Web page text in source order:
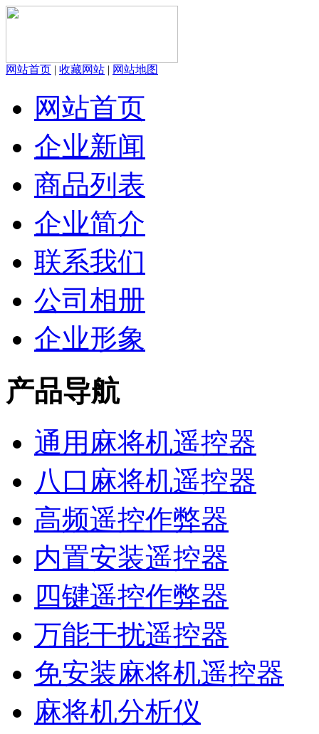
网站首页 | 收藏网站 | 网站地图
网站首页
企业新闻
商品列表
企业简介
联系我们
公司相册
企业形象
产品导航
通用麻将机遥控器
八口麻将机遥控器
高频遥控作弊器
内置安装遥控器
四键遥控作弊器
万能干扰遥控器
免安装麻将机遥控器
麻将机分析仪